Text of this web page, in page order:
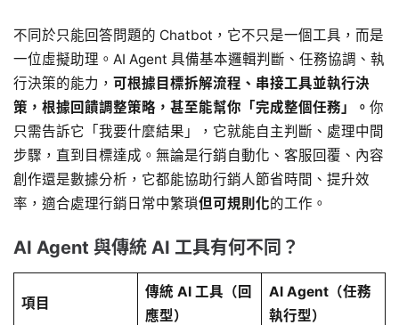
不同於只能回答問題的 Chatbot，它不只是一個工具，而是
一位虛擬助理。AI Agent 具備基本邏輯判斷、任務協調、執
行決策的能力， 可根據目標拆解流程、串接工具並執行決
策，根據回饋調整策略，甚至能幫你「完成整個任務」。 你
只需告訴它「我要什麼結果」，它就能自主判斷、處理中間
步驟，直到目標達成。無論是行銷自動化、客服回覆、內容
創作還是數據分析，它都能協助行銷人節省時間、提升效
率，適合處理行銷日常中繁瑣但可規則化的工作。
AI Agent 與傳統 AI 工具有何不同？
項目
傳統 AI 工具（回
應型）
AI Agent（任務
執行型）